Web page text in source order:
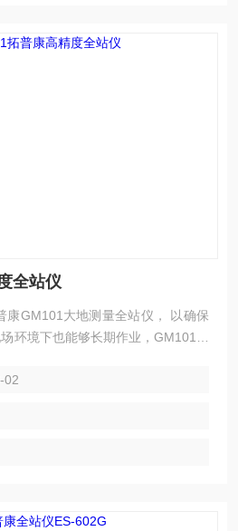
全站仪
康GM101大地测量全站仪， 以确保
环境下也能够长期作业，GM101全
的测试，以达到环境指标。在基线
保您对GM101产品质量满意。
02